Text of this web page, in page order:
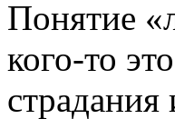
Понятие
кого-то